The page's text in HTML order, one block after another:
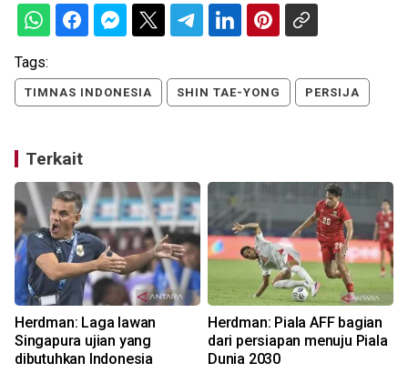
Tags:
TIMNAS INDONESIA SHIN TAE-YONG PERSIJA
Terkait
Herdman: Laga lawan
Singapura ujian yang
dibutuhkan Indonesia
Herdman: Piala AFF bagian
dari persiapan menuju Piala
Dunia 2030